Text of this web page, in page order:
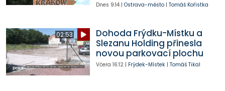
Dnes 9:14| Ostrava-město| Tomáš Kořistka
02:53
Dohoda Frýdku-Místku a
Slezanu Holding přinesla
novou parkovací plochu
Včera 16:12| Frýdek-Místek| Tomáš Tikal